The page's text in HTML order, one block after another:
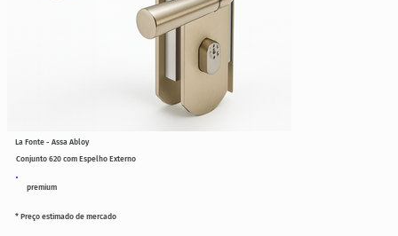
premium
Conjunto 620 com Espelho Externo
* Preço estimado de mercado
La Fonte - Assa Abloy